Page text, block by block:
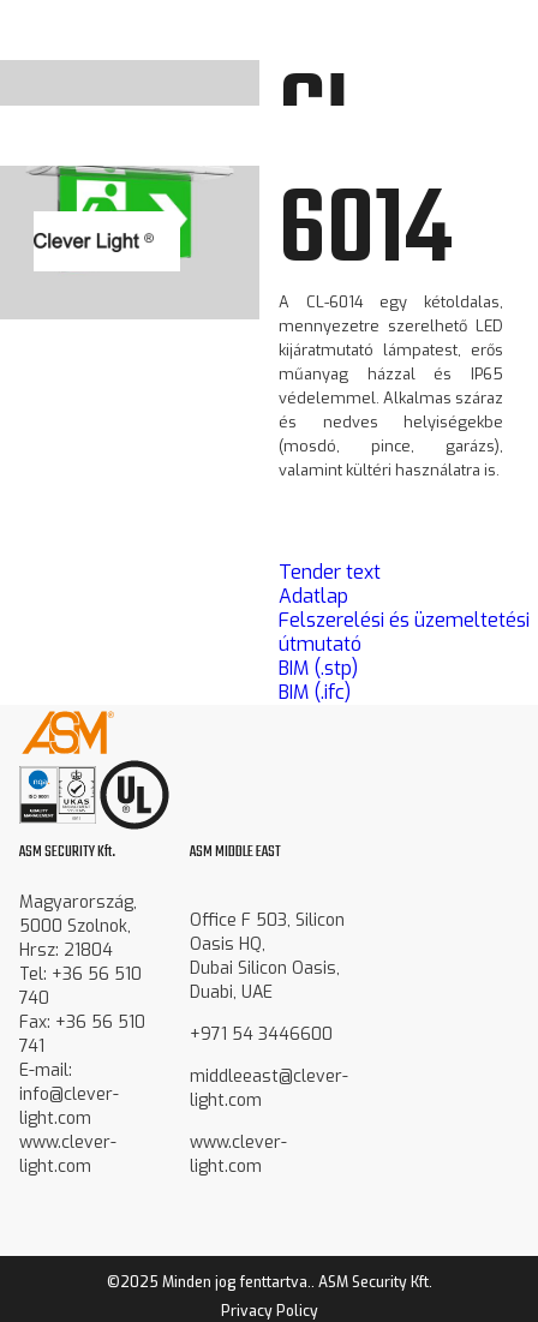
CL-
6014
A CL-6014 egy kétoldalas,
mennyezetre szerelhető LED
kijáratmutató lámpatest, erős
műanyag házzal és IP65
védelemmel. Alkalmas száraz
és nedves helyiségekbe
(mosdó, pince, garázs),
valamint kültéri használatra is.
Tender text
Adatlap
Felszerelési és üzemeltetési
útmutató
BIM (.stp)
BIM (.ifc)
ASM SECURITY Kft.
Magyarország,
5000 Szolnok,
Hrsz: 21804
Tel: +36 56 510
740
Fax: +36 56 510
741
E-mail:
info@clever-
light.com
www.clever-
light.com
ASM MIDDLE EAST
Office F 503, Silicon
Oasis HQ,
Dubai Silicon Oasis,
Duabi, UAE
+971 54 3446600
middleeast@clever-
light.com
www.clever-
light.com
©2025 Minden jog fenttartva.. ASM Security Kft.
Privacy Policy